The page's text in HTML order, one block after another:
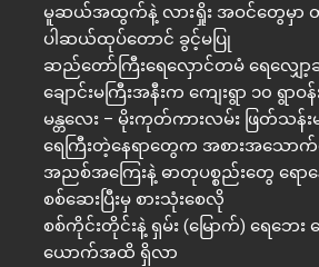
မူဆယ်အထွက်နဲ့ လားရှိုး အဝင်တွေမှာ
ပါဆယ်ထုပ်တောင် ခွင့်မပြု
ဆည်တော်ကြီးရေလှောင်တမံ ရေလျှော့ခ
ချောင်းမကြီးအနီးက ကျေးရွာ ၁၀ ရွာဝ
မန္တလေး – မိုးကုတ်ကားလမ်း ဖြတ်သန်း
ရေကြီးတဲ့​နေရာ​တွေက အစားအသော
အညစ်အကြေးနဲ့ ဓာတုပစ္စည်းတွေ ရောနှ
စစ်ဆေးပြီးမှ စားသုံးစေလို
စစ်ကိုင်းတိုင်းနဲ့ ရှမ်း (မြောက်) ရေဘေ
ယောက်အထိ ရှိလာ